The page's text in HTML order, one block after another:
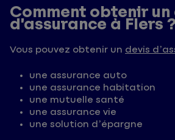
Comment obtenir un
d’assurance à Flers ?
Vous pouvez obtenir un devis
une assurance auto
une assurance habitation
une mutuelle santé
une assurance vie
une solution d’épargne